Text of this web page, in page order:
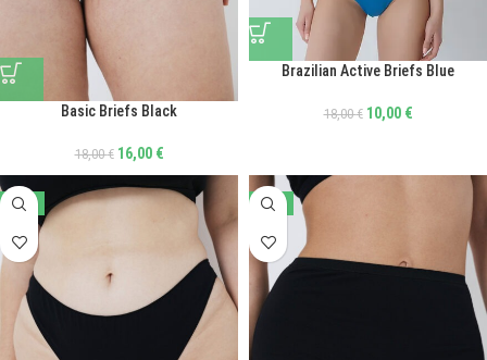
Basic Briefs Black
18,00€ 16,00 €
Brazilian Active Briefs Blue
18,00€ 10,00 €
-11% -11%